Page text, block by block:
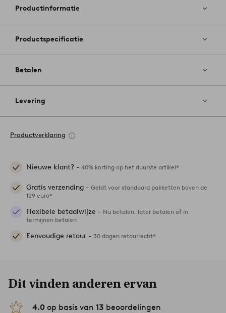
Productinformatie
Productspecificatie
Betalen
Levering
Productverklaring
Nieuwe klant? - 40% korting op het duurste artikel*
Gratis verzending - Geldt voor standaard pakketten boven de
129 euro*
Flexibele betaalwijze - Nu betalen, later betalen of in
termijnen betalen
Eenvoudige retour - 30 dagen retourrecht*
Dit vinden anderen ervan
4.0 op basis van 13 beoordelingen